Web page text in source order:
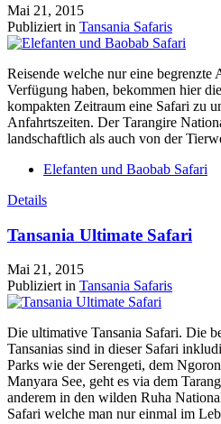
Mai 21, 2015
Publiziert in Tansania Safaris
Reisende welche nur eine begrenzte
Verfügung haben, bekommen hier
kompakten Zeitraum eine Safari zu
Anfahrtszeiten. Der Tarangire
landschaftlich als auch von der
Elefanten und Baobab Safari
Details
Tansania Ultimate Safari
Mai 21, 2015
Publiziert in Tansania Safaris
Die ultimative Tansania Safari. Die
Tansanias sind in dieser Safari
Parks wie der Serengeti, dem
Manyara See, geht es via dem
anderem in den wilden Ruha
Safari welche man nur einmal im